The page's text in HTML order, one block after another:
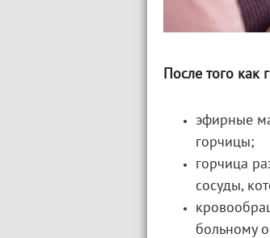
После того
эфирные
горчицы;
горчица
сосуды,
больному